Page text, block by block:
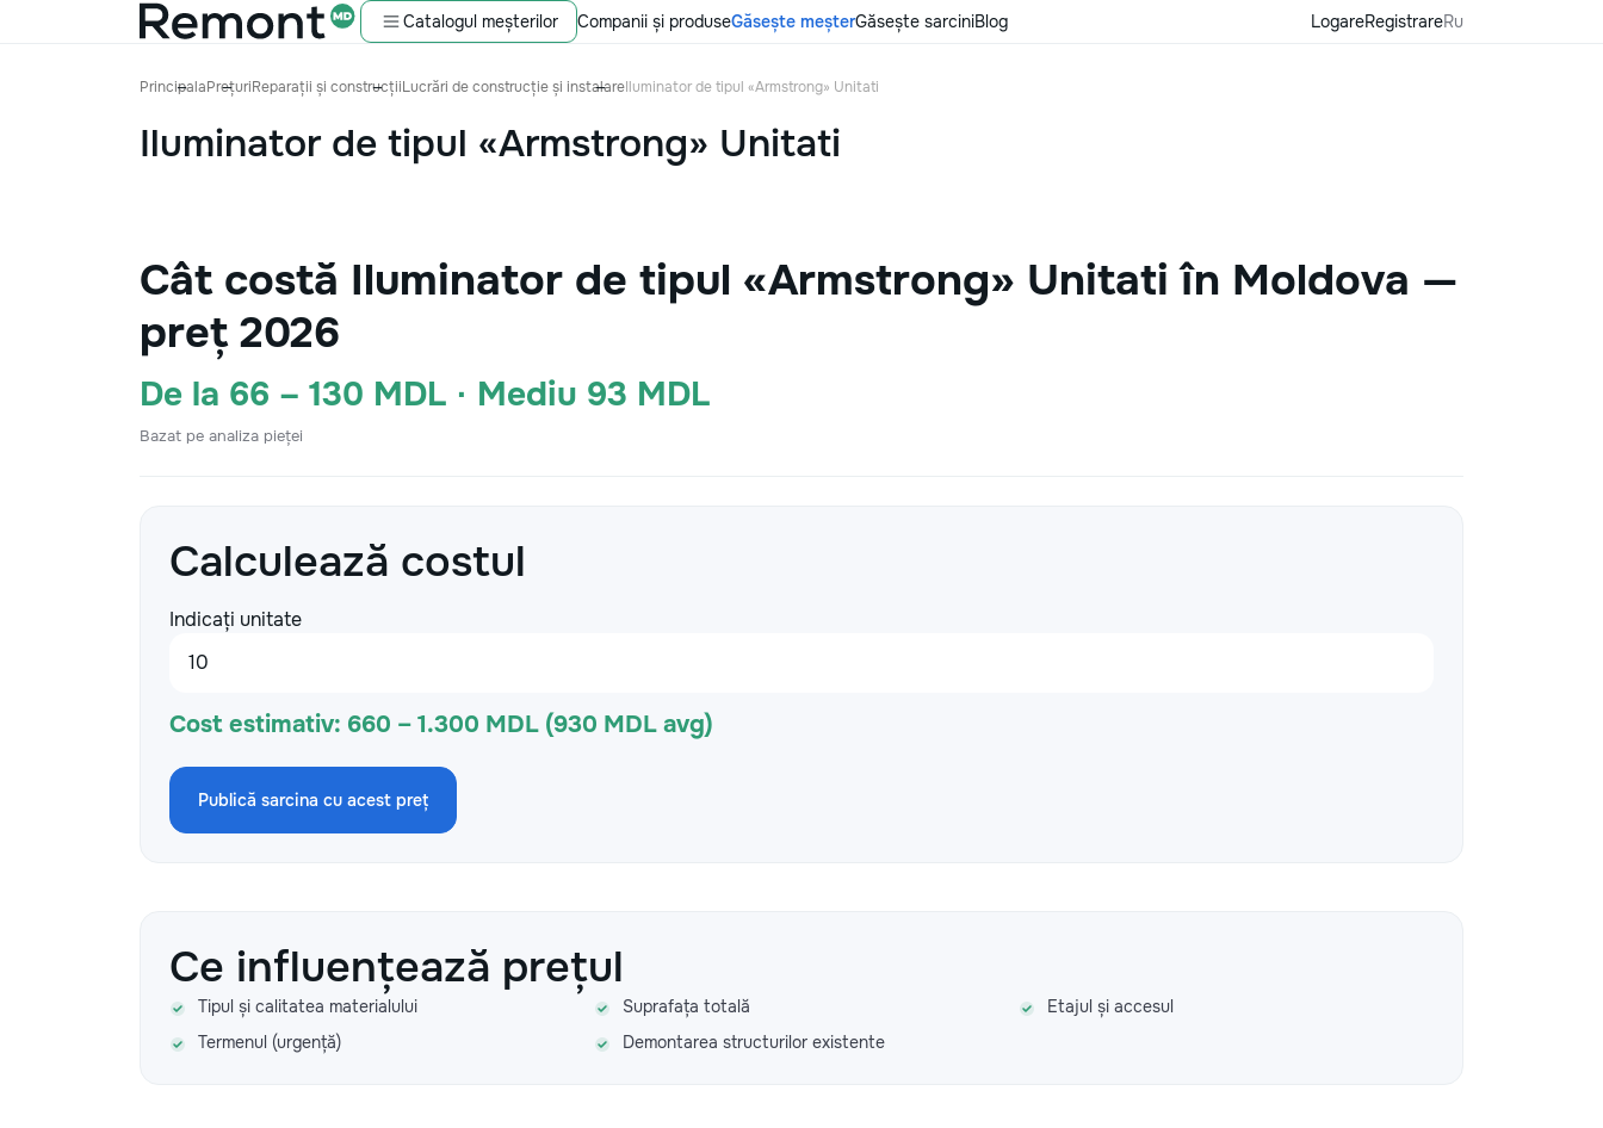
Catalogul meșterilor Companii și produseGăsește meșterGăsește sarciniBlog LogareRegistrareRu
PrincipalaPrețuriReparații și construcțiiLucrări de construcție și instalareIluminator de tipul «Armstrong» Unitati
Iluminator de tipul «Armstrong» Unitati
Cât costă Iluminator de tipul «Armstrong» Unitati în Moldova —
preț 2026
De la 66 – 130 MDL · Mediu 93 MDL
Bazat pe analiza pieței
Calculează costul
Indicați unitate
Cost estimativ: 660 – 1.300 MDL (930 MDL avg)
Publică sarcina cu acest preț
Ce influențează prețul
Tipul și calitatea materialului Suprafața totală
Etajul și accesul
Termenul (urgență)
Demontarea structurilor existente